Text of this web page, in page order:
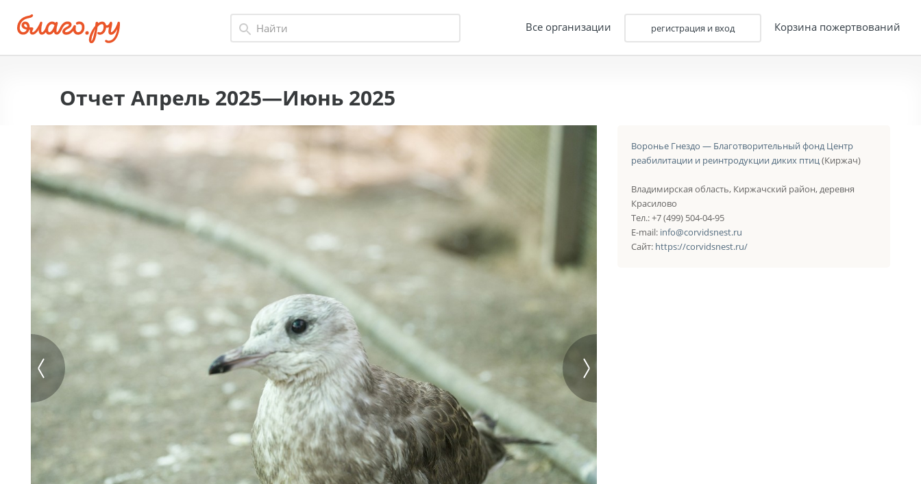
Все организации регистрация и вход Корзина пожертвований
Отчет Апрель 2025—Июнь 2025
Воронье Гнездо — Благотворительный фонд Центр
реабилитации и реинтродукции диких птиц(Киржач)
Владимирская область, Киржачский район, деревня
Красилово
Тел.: +7 (499) 504-04-95
E-mail: info@corvidsnest.ru
Сайт: https://corvidsnest.ru/